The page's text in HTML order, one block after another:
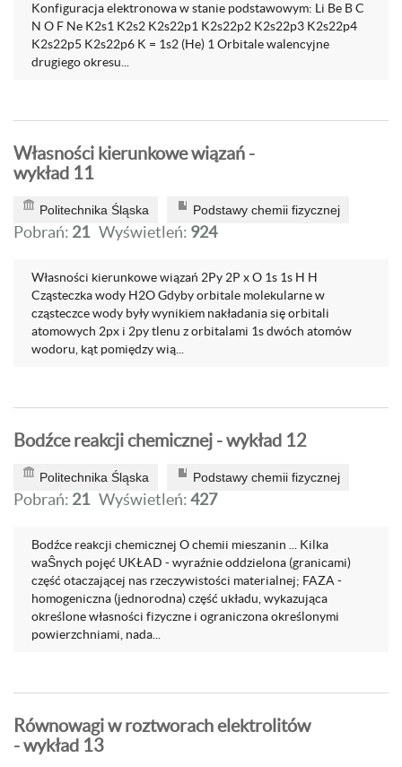
Konfiguracja elektronowa w stanie podstawowym: Li Be B C
N O F Ne K2s1 K2s2 K2s22p1 K2s22p2 K2s22p3 K2s22p4
K2s22p5 K2s22p6 K = 1s2 (He) 1 Orbitale walencyjne
drugiego okresu...
Własności kierunkowe wiązań -
wykład 11
Politechnika Śląska Podstawy chemii fizycznej
Pobrań: 21 Wyświetleń: 924
Własności kierunkowe wiązań 2Py 2P x O 1s 1s H H
Cząsteczka wody H2O Gdyby orbitale molekularne w
cząsteczce wody były wynikiem nakładania się orbitali
atomowych 2px i 2py tlenu z orbitalami 1s dwóch atomów
wodoru, kąt pomiędzy wią...
Bodźce reakcji chemicznej - wykład 12
Politechnika Śląska Podstawy chemii fizycznej
Pobrań: 21 Wyświetleń:427
Bodźce reakcji chemicznej O chemii mieszanin ... Kilka
waŜnych pojęć UKŁAD - wyraźnie oddzielona (granicami)
część otaczającej nas rzeczywistości materialnej; FAZA -
homogeniczna (jednorodna) część układu, wykazująca
określone własności fizyczne i ograniczona określonymi
powierzchniami, nada...
Równowagi w roztworach elektrolitów
- wykład 13